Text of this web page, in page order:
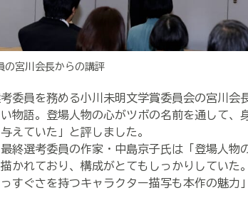
の宮川会長からの講評
委員を務める小川未明文学賞委員会の宮川会
物語。登場人物の心がツボの名前を通して、
えていた」と評しました。
終選考委員の作家・中島京子氏は「登場人物
かれており、構成がとてもしっかりしていた
すぐさを持つキャラクター描写も本作の魅力